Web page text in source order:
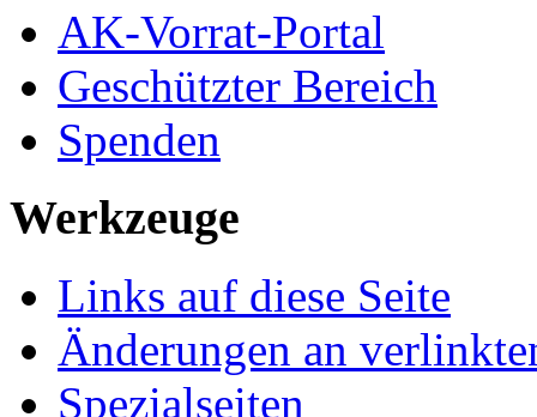
AK-Vorrat-Portal
Geschützter Bereich
Spenden
Werkzeuge
Links auf diese Seite
Änderungen an
Spezialseiten